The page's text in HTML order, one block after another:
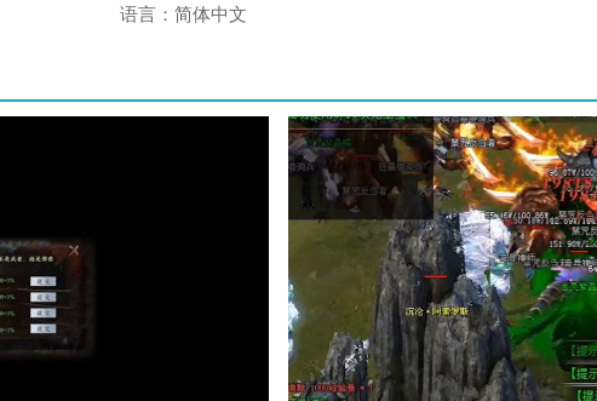
语言： 简体中文